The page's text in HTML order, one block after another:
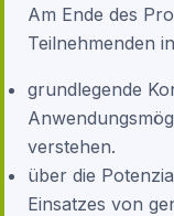
Am Ende des
Teilnehmenden
grundlegende
verstehen.
über die
Einsatzes von